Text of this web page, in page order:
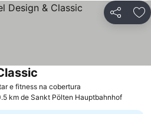
Partilhar
e fitness na cobertura
km de Sankt Pölten Hauptbahnhof